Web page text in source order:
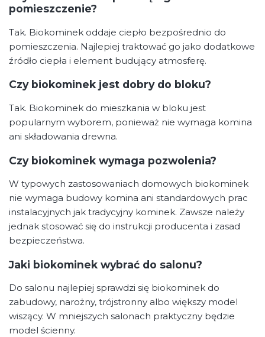
pomieszczenie?
Tak. Biokominek oddaje ciepło bezpośrednio do
pomieszczenia. Najlepiej traktować go jako dodatkowe
źródło ciepła i element budujący atmosferę.
Czy biokominek jest dobry do bloku?
Tak. Biokominek do mieszkania w bloku jest
popularnym wyborem, ponieważ nie wymaga komina
ani składowania drewna.
Czy biokominek wymaga pozwolenia?
W typowych zastosowaniach domowych biokominek
nie wymaga budowy komina ani standardowych prac
instalacyjnych jak tradycyjny kominek. Zawsze należy
jednak stosować się do instrukcji producenta i zasad
bezpieczeństwa.
Jaki biokominek wybrać do salonu?
Do salonu najlepiej sprawdzi się biokominek do
zabudowy, narożny, trójstronny albo większy model
wiszący. W mniejszych salonach praktyczny będzie
model ścienny.